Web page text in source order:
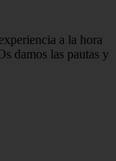
a la hora
damos las pautas y